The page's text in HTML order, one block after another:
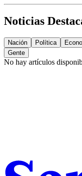
Noticias
Nación Política
Gente
No hay artículos